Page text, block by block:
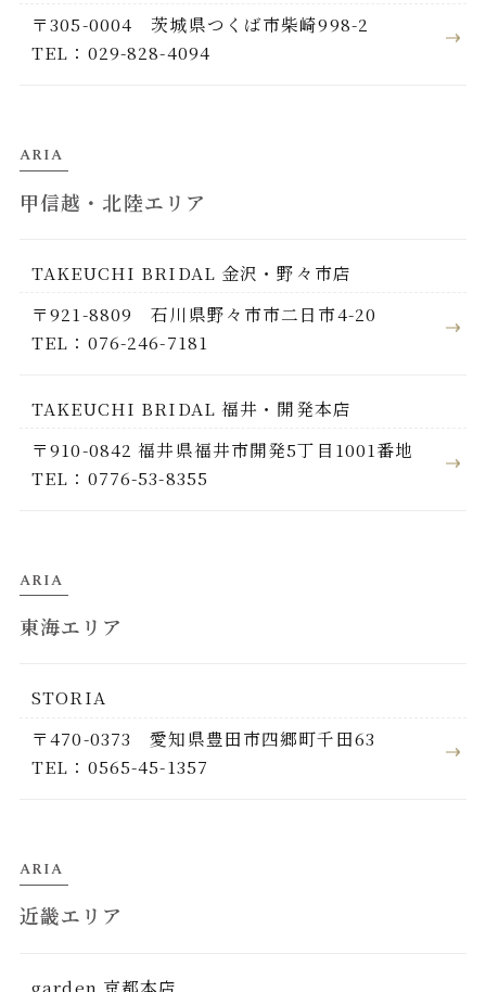
〒305-0004 茨城県つくば市柴崎998-2
TEL：029-828-4094
ARIA
甲信越・北陸エリア
TAKEUCHI BRIDAL 金沢・野々市店
〒921-8809 石川県野々市市二日市4-20
TEL：076-246-7181
TAKEUCHI BRIDAL 福井・開発本店
〒910-0842 福井県福井市開発5丁目1001番地
TEL：0776-53-8355
ARIA
東海エリア
STORIA
〒470-0373 愛知県豊田市四郷町千田63
TEL：0565-45-1357
ARIA
近畿エリア
garden 京都本店